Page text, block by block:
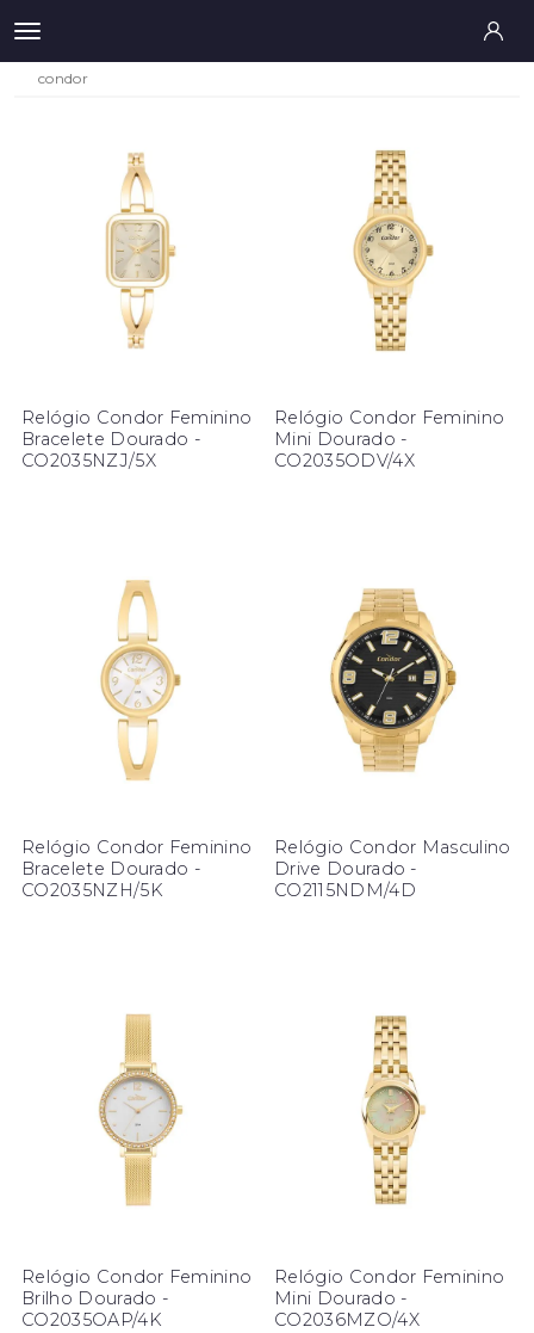
condor
Relógio Condor Feminino
Bracelete Dourado -
CO2035NZJ/5X
Relógio Condor Feminino
Mini Dourado -
CO2035ODV/4X
Relógio Condor Feminino
Bracelete Dourado -
CO2035NZH/5K
Relógio Condor Masculino
Drive Dourado -
CO2115NDM/4D
Relógio Condor Feminino
Brilho Dourado -
CO2035OAP/4K
Relógio Condor Feminino
Mini Dourado -
CO2036MZO/4X